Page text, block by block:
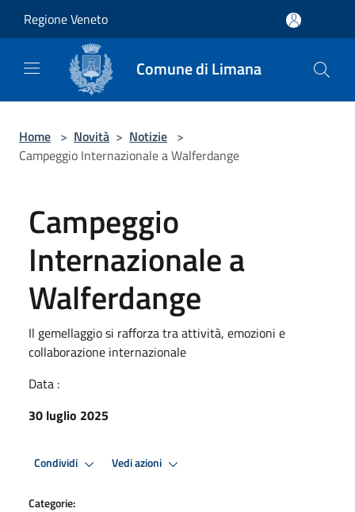
Regione Veneto
Comune di Limana
Home > Novità > Notizie >
Campeggio Internazionale a Walferdange
Campeggio
Internazionale a
Walferdange
Il gemellaggio si rafforza tra attività, emozioni e
collaborazione internazionale
Data :
30 luglio 2025
Condividi Vedi azioni
Categorie: